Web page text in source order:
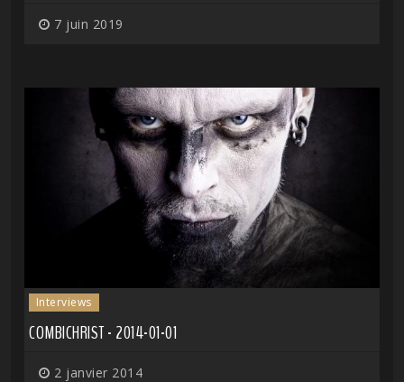
7 juin 2019
Interviews
COMBICHRIST - 2014-01-01
2 janvier 2014